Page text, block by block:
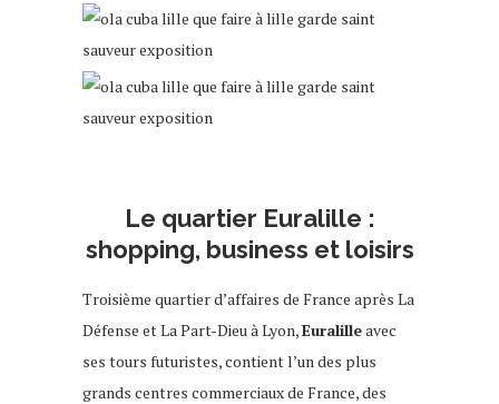
Le quartier Euralille :
shopping, business et loisirs
Troisième quartier d’affaires de France après La
Défense et La Part-Dieu à Lyon,Euralilleavec
ses tours futuristes, contient l’un des plus
grands centres commerciaux de France, des